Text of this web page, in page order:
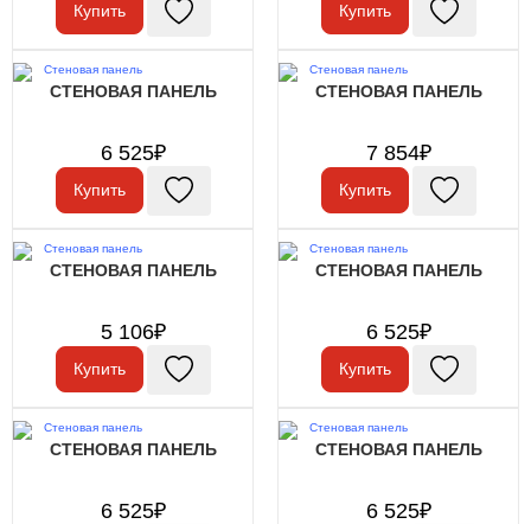
Купить Купить
СТЕНОВАЯ ПАНЕЛЬ
6 525₽
Купить
СТЕНОВАЯ ПАНЕЛЬ
7 854₽
Купить
СТЕНОВАЯ ПАНЕЛЬ
5 106₽
Купить
СТЕНОВАЯ ПАНЕЛЬ
6 525₽
Купить
СТЕНОВАЯ ПАНЕЛЬ
6 525₽
СТЕНОВАЯ ПАНЕЛЬ
6 525₽